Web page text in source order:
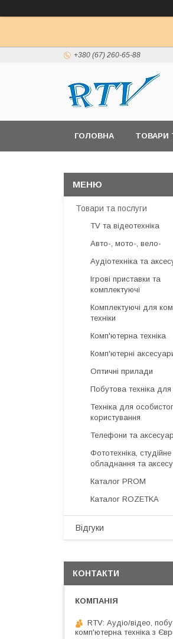
+380 (67) 260-65-88
ГОЛОВНА ТОВАРИ
Товари та послуги
TV та відеотехніка
Авто-, мото-, вело-
Аудіотехніка та
Ігрові приставки та
комплектуючі
Комплектуючі для
техніки
Комп'ютерна техніка
Комп'ютерні
Оптичні прилади
Побутова техніка
Техніка для
користування
Телефони та
Фототехніка, студійне
обладнання та
Каталог PROM
Каталог ROZETKA
Відгуки
КОНТАКТИ
RTV: Аудіо/відео,
комп'ютерна техніка з